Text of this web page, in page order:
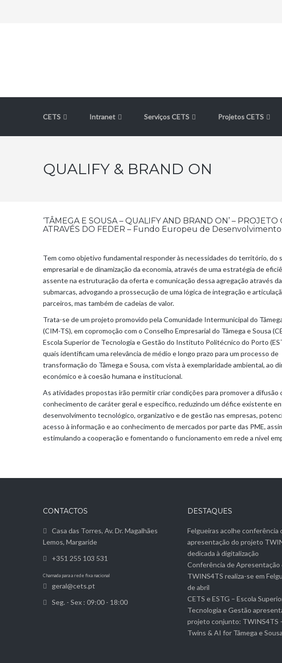
CETS Intranet Serviços CETS Projetos CETS
QUALIFY & BRAND ON
‘TÂMEGA E SOUSA – QUALIFY AND BRAND ON’ –
ATRAVÉS DO FEDER – Fundo Europeu de
Tem como objetivo fundamental responder às necessidades do território, do
empresarial e de dinamização da economia, através de uma estratégia de
assente na estruturação da oferta e comunicação dessa agregação através
submarcas, advogando a prossecução de uma lógica de integração e
parceiros, mas também de cadeias de valor.
Trata-se de um projeto promovido pela Comunidade Intermunicipal do
(CIM-TS), em copromoção com o Conselho Empresarial do Tâmega e Sousa
Escola Superior de Tecnologia e Gestão do Instituto Politécnico do Porto
quais identificam uma relevância de médio e longo prazo para um processo de
transformação do Tâmega e Sousa, com vista à exemplaridade ambiental, ao
económico e à coesão humana e institucional.
As atividades propostas irão permitir criar condições para promover a difusão
conhecimento de caráter geral e específico, reduzindo um défice existente
desenvolvimento tecnológico, organizativo e de gestão nas empresas,
acesso à informação e ao conhecimento de mercados por parte das PME,
estimulando a cooperação e fomentando o funcionamento em rede a nível
CONTACTOS
Casa das Torres, Av. Dr. Magalhães
Lemos, Margaride
+351 255 103 531
Chamada para a rede fixa nacional
geral@cets.pt
Seg. - Sex : 09:00 - 18:00
DESTAQUES
Felgueiras acolhe conferência
apresentação do projeto
dedicada à digitalização
Conferência de Apresentação
TWINS4TS realiza-se em
de abril
CETS e ESTG – Escola
Tecnologia e Gestão
projeto conjunto: TWINS4TS
Twins & AI for Tâmega e